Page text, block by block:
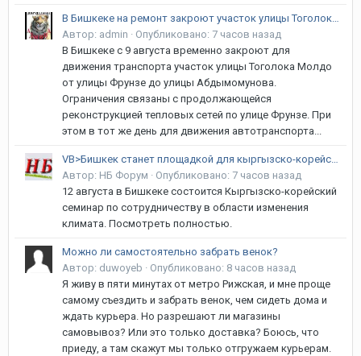
В Бишкеке на ремонт закроют участок улицы Тоголока Молдо
Автор: admin · Опубликовано: 7 часов назад
В Бишкеке с 9 августа временно закроют для
движения транспорта участок улицы Тоголока Молдо
от улицы Фрунзе до улицы Абдымомунова.
Ограничения связаны с продолжающейся
реконструкцией тепловых сетей по улице Фрунзе. При
этом в тот же день для движения автотранспорта...
VB>Бишкек станет площадкой для кыргызско-корейского климатического диалога
Автор: НБ Форум · Опубликовано: 7 часов назад
12 августа в Бишкеке состоится Кыргызско-корейский
семинар по сотрудничеству в области изменения
климата. Посмотреть полностью.
Можно ли самостоятельно забрать венок?
Автор: duwoyeb · Опубликовано: 8 часов назад
Я живу в пяти минутах от метро Рижская, и мне проще
самому съездить и забрать венок, чем сидеть дома и
ждать курьера. Но разрешают ли магазины
самовывоз? Или это только доставка? Боюсь, что
приеду, а там скажут мы только отгружаем курьерам.